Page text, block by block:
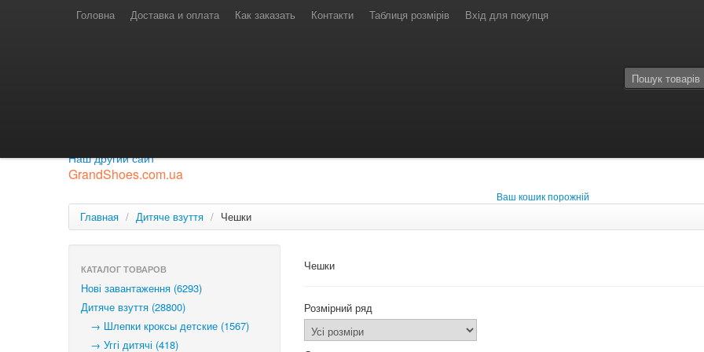
Головна Доставка и оплата Как заказать Контакти Таблиця розмірів Вхід для покупця
Лайф: (063) 527-76-88 МТС: (050) 967-41-33
Наш другий сайт
GrandShoes.com.ua
Ваш кошик порожній
Главная / Дитяче взуття / Чешки
КАТАЛОГ ТОВАРОВ
Нові завантаження (6293)
Дитяче взуття (28800)
→ Шлепки кроксы детские (1567)
→ Уггі дитячі (418)
Чешки
Розмірний ряд